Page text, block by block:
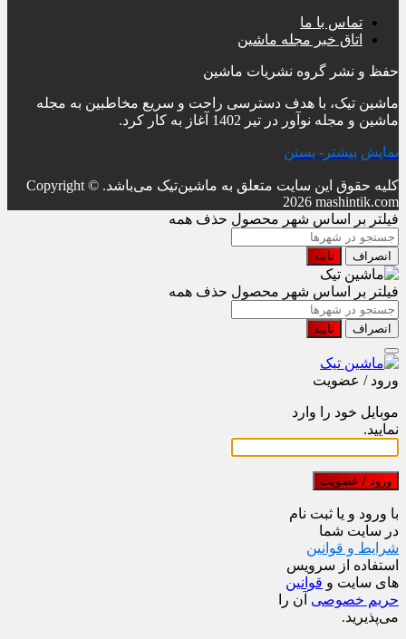
تماس با ما
اتاق خبر مجله ماشین
حفظ و نشر گروه نشریات ماشین
ماشین تیک، با هدف دسترسی راحت و سریع مخاطبین به مجله
ماشین و مجله نوآور در تیر 1402 آغاز به کار کرد.
نمایش بیشتر - بستن
کلیه حقوق این سایت متعلق به ماشین‌تیک می‌باشد. Copyright ©
2026 mashintik.com
فیلتر بر اساس شهر محصول حذف همه
انصراف تایید
فیلتر بر اساس شهر محصول حذف همه
انصراف تایید
ورود / عضویت
موبایل خود را وارد
نمایید.
ورود / عضویت
با ورود و یا ثبت نام
در سایت شما
شرایط و قوانین
استفاده از سرویس
های سایت و قوانین
حریم خصوصی آن را
می‌پذیرید.